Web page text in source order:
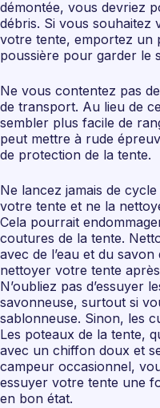
démontée, vous devriez
débris. Si vous souhaitez
votre tente, emportez un
poussière pour garder le
Ne vous contentez pas
de transport. Au lieu de
sembler plus facile de
peut mettre à rude
de protection de la tente.
Ne lancez jamais de
votre tente et ne la
Cela pourrait
coutures de la tente.
avec de l’eau et du
nettoyer votre tente
N’oubliez pas d’essuyer
savonneuse, surtout si
sablonneuse. Sinon, les
Les poteaux de la tente,
avec un chiffon doux et
campeur occasionnel,
essuyer votre tente une
en bon état.